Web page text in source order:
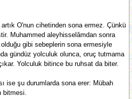
O'nun cihetinden sona ermez. Çünkü
Muhammed aleyhisselâmdan sonra
gibi sebeplerin sona ermesiyle
gündüz yolculuk olunca, oruç tutmama
Yolculuk bitince bu ruhsat da biter.
ise şu durumlarda sona erer: Mübah
bitmesi.